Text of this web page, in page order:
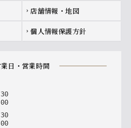
chevron_right 店舗情報・地図
chevron_right 個人情報保護方針
営業日・営業時間
30
00
30
00